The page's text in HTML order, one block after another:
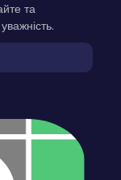
та